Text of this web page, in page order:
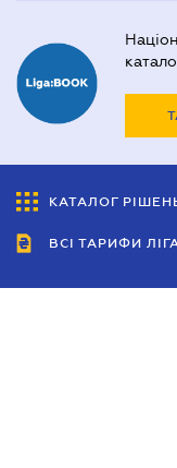
КАТАЛОГ
ВСІ ТАРИФИ